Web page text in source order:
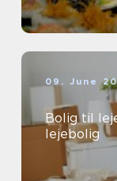
09. June
Bolig til
lejebolig